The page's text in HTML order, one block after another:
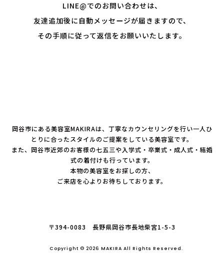
LINE@でのお問い合わせは、
友達追加後に自動メッセージが届きますので、
その手順に従って返信をお願いいたします。
岡谷市にある美容室MAKIRAは、丁寧なカウンセリングを行い一人ひ
とりに合ったスタイルのご提案をしている美容室です。
また、岡谷市近郊のお客様の七五三や入学式・卒業式・成人式・結婚
式の着付けも行っています。
本物の美容室をお探しの方、
ご来店を心よりお待ちしております。
〒394-0083 長野県岡谷市長地柴宮1-5-3
Copyright © 2026 MAKIRA All Rights Reserved.